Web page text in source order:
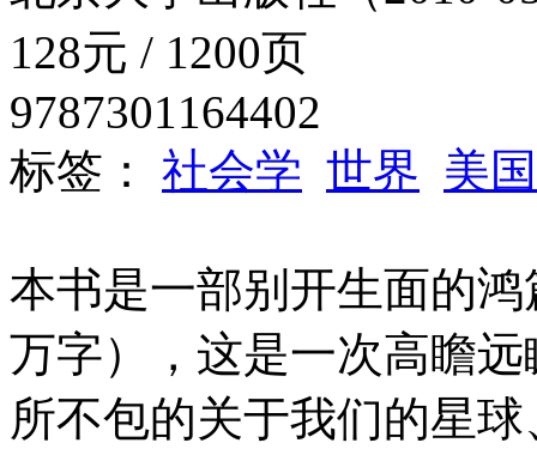
128元 / 1200页
9787301164402
标签： 社会学 世界 美国
本书是一部别开生面的
万字），这是一次高瞻
所不包的关于我们的星